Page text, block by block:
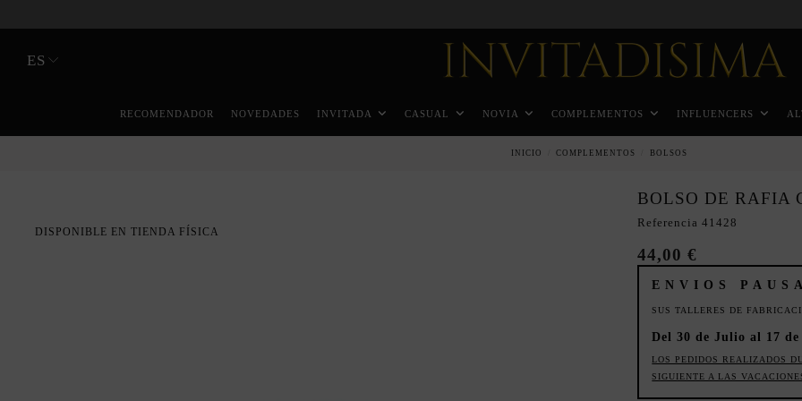
ES
RECOMENDADOR NOVEDADES INVITADA CASUAL NOVIA COMPLEMENTOS INFLUENCERS
INICIO COMPLEMENTOS BOLSOS
DISPONIBLE EN TIENDA FÍSICA
BOLSO DE RAFIA
Referencia 41428
44,00 €
ENVIOS
SUS TALLERES DE
Del 30 de Julio al 17
LOS PEDIDOS REALIZADOS
SIGUIENTE A LAS